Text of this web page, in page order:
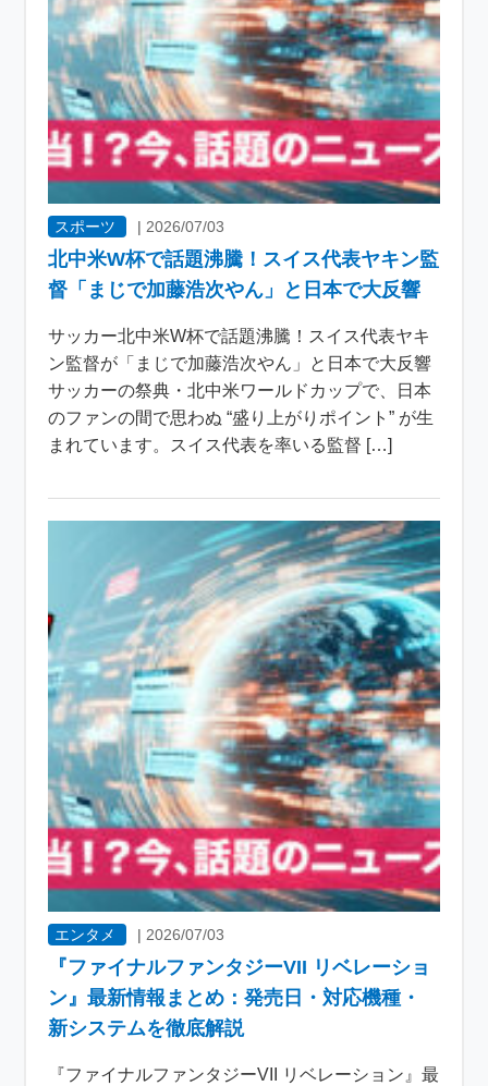
スポーツ | 2026/07/03
北中米W杯で話題沸騰！スイス代表ヤキン監
督「まじで加藤浩次やん」と日本で大反響
サッカー北中米W杯で話題沸騰！スイス代表ヤキ
ン監督が「まじで加藤浩次やん」と日本で大反響
サッカーの祭典・北中米ワールドカップで、日本
のファンの間で思わぬ “盛り上がりポイント” が生
まれています。スイス代表を率いる監督 […]
エンタメ | 2026/07/03
『ファイナルファンタジーVII リベレーショ
ン』最新情報まとめ：発売日・対応機種・
新システムを徹底解説
『ファイナルファンタジーVII リベレーション』最